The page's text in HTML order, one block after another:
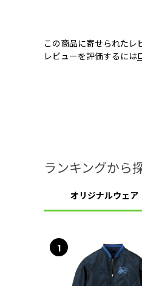
この商品に寄せられたレ
レビューを評価するには
ランキングから
オリジナルウェア
1